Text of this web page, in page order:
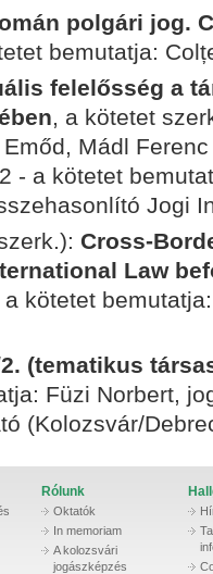
polgári jog.
bemutatja:
felelősség a
, a kötetet
Mádl
- a kötetet
Jogi
Cross-
Law
a kötetet
(tematikus
Füzi Norbert,
(Kolozsvár/
Rólunk
Oktatók
In memoriam
A kolozsvári
jogászképzés